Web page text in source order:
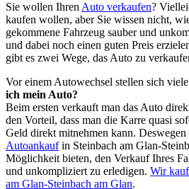
Sie wollen Ihren Auto verkaufen?
kaufen wollen, aber Sie wissen nicht,
gekommene Fahrzeug sauber und
und dabei noch einen guten Preis
gibt es zwei Wege, das Auto zu
Vor einem Autowechsel stellen sich
ich mein Auto?
Beim ersten verkauft man das Auto
den Vorteil, dass man die Karre quasi
Geld direkt mitnehmen kann.
Autoankaufin Steinbach am Glan-
Möglichkeit bieten, den Verkauf Ihres
und unkompliziert zu erledigen. Wir
am Glan-Steinbach am Glan.